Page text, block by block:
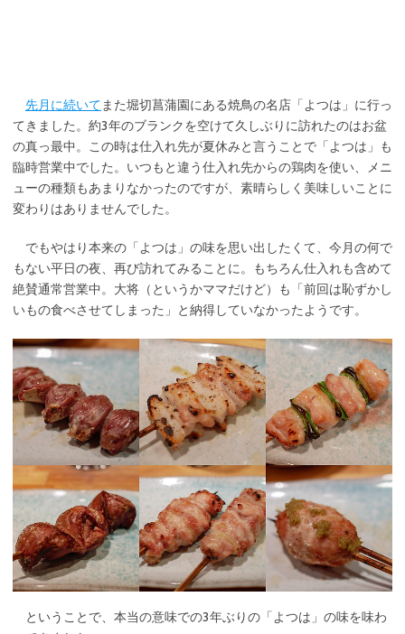
先月に続いて また堀切菖蒲園にある焼鳥の名店「よつは」に行っ
てきました。約3年のブランクを空けて久しぶりに訪れたのはお盆
の真っ最中。この時は仕入れ先が夏休みと言うことで「よつは」も
臨時営業中でした。いつもと違う仕入れ先からの鶏肉を使い、メニ
ューの種類もあまりなかったのですが、素晴らしく美味しいことに
変わりはありませんでした。
でもやはり本来の「よつは」の味を思い出したくて、今月の何で
もない平日の夜、再び訪れてみることに。もちろん仕入れも含めて
絶賛通常営業中。大将（というかママだけど）も「前回は恥ずかし
いもの食べさせてしまった」と納得していなかったようです。
ということで、本当の意味での3年ぶりの「よつは」の味を味わ